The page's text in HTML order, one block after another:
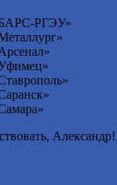
РГЭУ»